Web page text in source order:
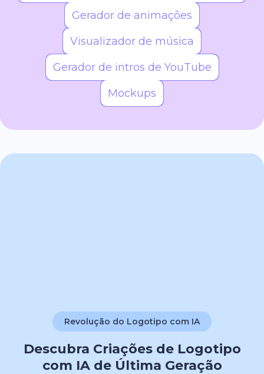
Gerador de animações
Visualizador de música
Gerador de intros de YouTube
Mockups
Revolução do Logotipo com IA
Descubra Criações de Logotipo
com IA de Última Geração